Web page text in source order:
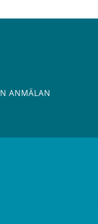
ANMÄLAN